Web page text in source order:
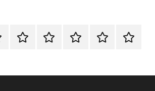
當
網
流
環
聯